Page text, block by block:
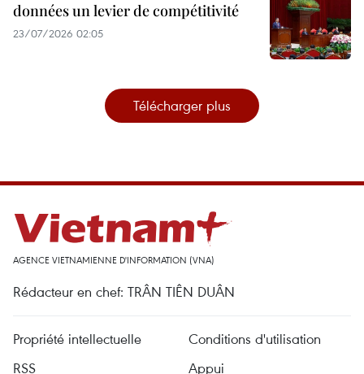
données un levier de compétitivité
23/07/2026 02:05
Télécharger plus
AGENCE VIETNAMIENNE D'INFORMATION (VNA)
Rédacteur en chef: TRÂN TIÊN DUÂN
Propriété intellectuelle
Conditions d'utilisation
RSS
Appui